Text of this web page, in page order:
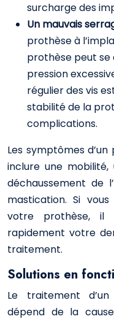
surcharge des
Un mauvais
prothèse à
prothèse peut
pression
régulier des vis
stabilité de la
complications.
Les symptômes
inclure une mobilité,
déchaussement de
mastication. Si
votre prothèse, il
rapidement votre
traitement.
Solutions en
Le traitement
dépend de la